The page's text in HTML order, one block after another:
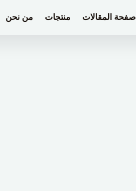
صفحة المقالات منتجات من نحن